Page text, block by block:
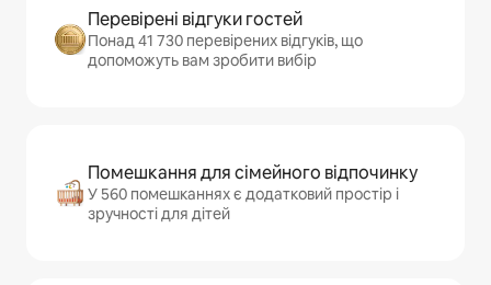
Перевірені відгуки гостей
Понад 41 730 перевірених відгуків, що
допоможуть вам зробити вибір
Помешкання для сімейного відпочинку
У 560 помешканнях є додатковий простір і
зручності для дітей